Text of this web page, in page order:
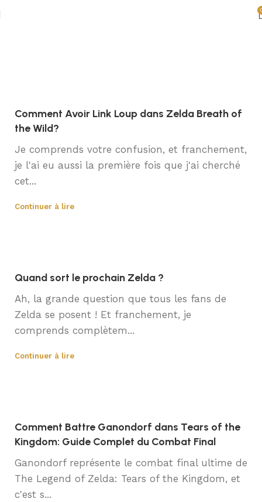
Comment Avoir Link Loup dans Zelda Breath of
the Wild?
Je comprends votre confusion, et franchement,
je l'ai eu aussi la première fois que j'ai cherché
cet...
Continuer à lire
Quand sort le prochain Zelda ?
Ah, la grande question que tous les fans de
Zelda se posent ! Et franchement, je
comprends complètem...
Continuer à lire
Comment Battre Ganondorf dans Tears of the
Kingdom: Guide Complet du Combat Final
Ganondorf représente le combat final ultime de
The Legend of Zelda: Tears of the Kingdom, et
c'est s...